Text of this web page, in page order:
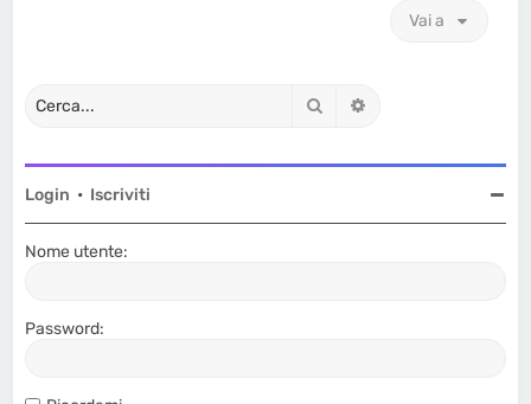
Vai a
Cerca
Login • Iscriviti
Nome utente:
Password: